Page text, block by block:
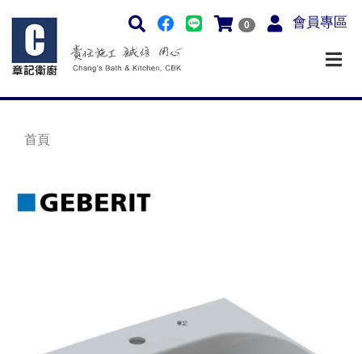
0 會員專區
首頁